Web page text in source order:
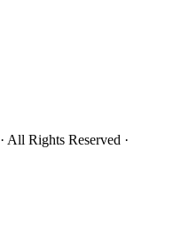
· All Rights Reserved ·